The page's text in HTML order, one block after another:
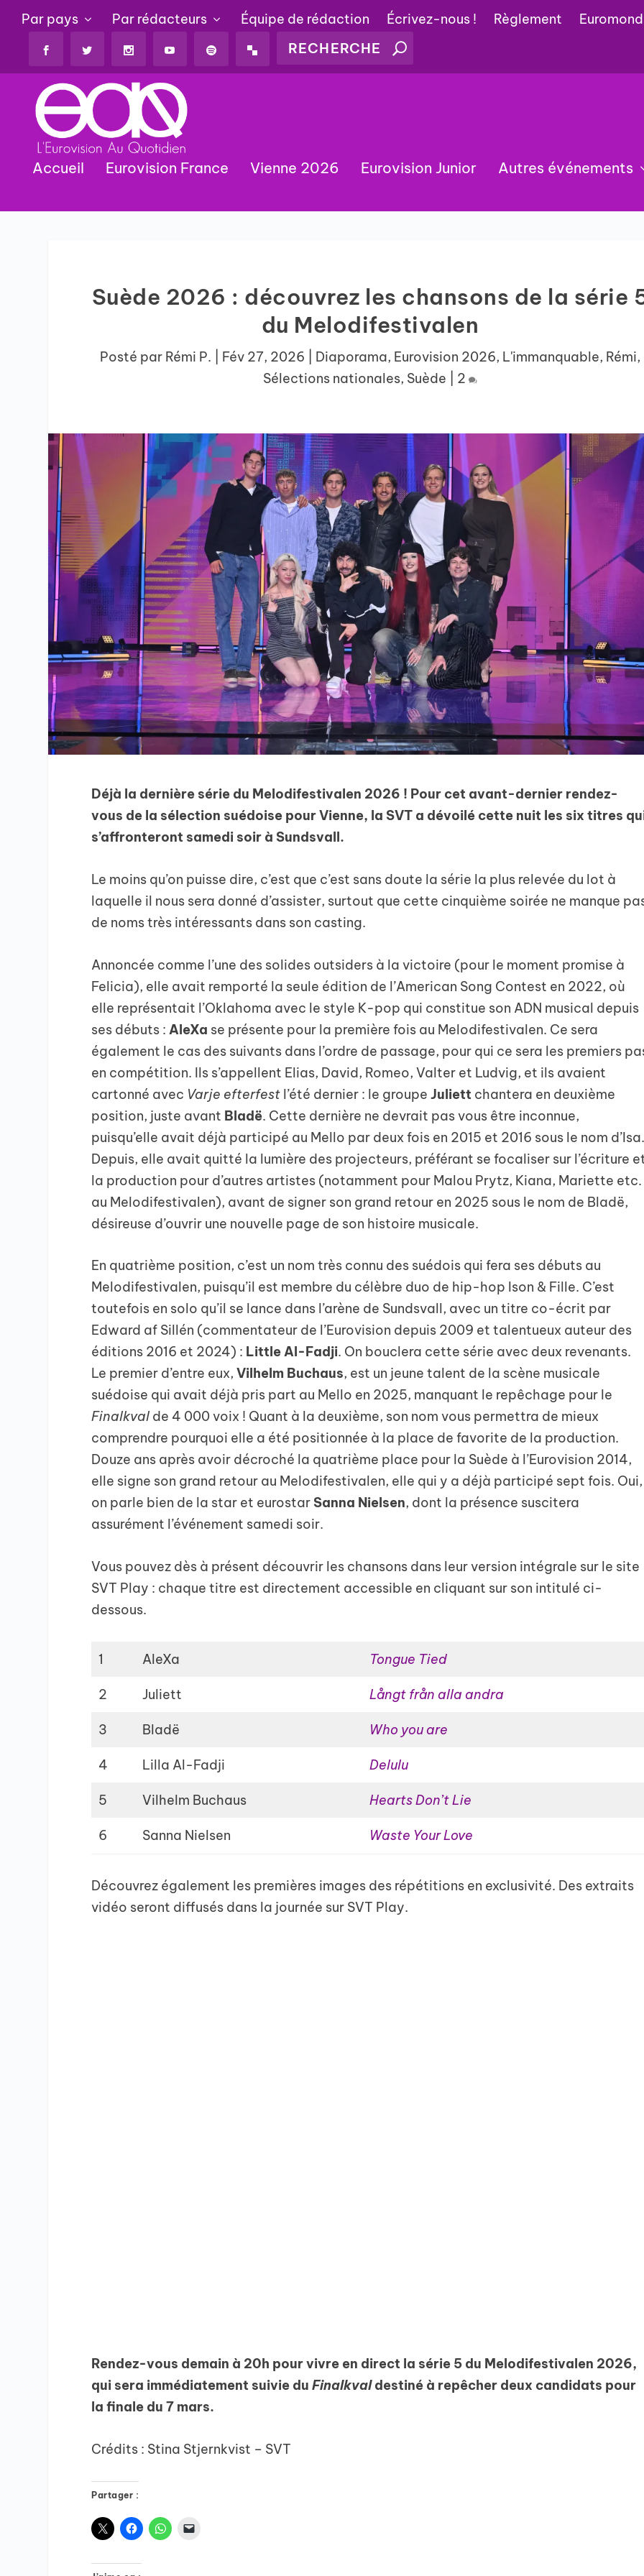
Par pays Par rédacteurs Équipe de rédaction Écrivez-nous ! Règlement
Accueil Eurovision France Vienne 2026 Eurovision Junior Autres événements
Suède 2026 : découvrez les chansons de la série
du Melodifestivalen
Posté par Rémi P. Fév 27, 2026 Diaporama, Eurovision 2026, L'immanquable, Rémi,
Sélections nationales, Suède 2
Déjà la dernière série du Melodifestivalen 2026 ! Pour cet avant-dernier rendez-
vous de la sélection suédoise pour Vienne, la SVT a dévoilé cette nuit les six titres
s’affronteront samedi soir à Sundsvall.
Le moins qu’on puisse dire, c’est que c’est sans doute la série la plus relevée du lot à
laquelle il nous sera donné d’assister, surtout que cette cinquième soirée ne manque
de noms très intéressants dans son casting.
Annoncée comme l’une des solides outsiders à la victoire (pour le moment promise à
Felicia), elle avait remporté la seule édition de l’American Song Contest en 2022, où
elle représentait l’Oklahoma avec le style K-pop qui constitue son ADN musical depuis
ses débuts :AleXa se présente pour la première fois au Melodifestivalen. Ce sera
également le cas des suivants dans l’ordre de passage, pour qui ce sera les premiers
en compétition. Ils s’appellent Elias, David, Romeo, Valter et Ludvig, et ils avaient
cartonné avec Varje efterfest l’été dernier : le groupeJuliett chantera en deuxième
position, juste avant Bladë. Cette dernière ne devrait pas vous être inconnue,
puisqu’elle avait déjà participé au Mello par deux fois en 2015 et 2016 sous le nom
Depuis, elle avait quitté la lumière des projecteurs, préférant se focaliser sur l’écriture
la production pour d’autres artistes (notamment pour Malou Prytz, Kiana, Mariette etc.
au Melodifestivalen), avant de signer son grand retour en 2025 sous le nom de Bladë,
désireuse d’ouvrir une nouvelle page de son histoire musicale.
En quatrième position, c’est un nom très connu des suédois qui fera ses débuts au
Melodifestivalen, puisqu’il est membre du célèbre duo de hip-hop Ison & Fille. C’est
toutefois en solo qu’il se lance dans l’arène de Sundsvall, avec un titre co-écrit par
Edward af Sillén (commentateur de l’Eurovision depuis 2009 et talentueux auteur des
éditions 2016 et 2024) : Little Al-Fadji. On bouclera cette série avec deux revenants.
Le premier d’entre eux,Vilhelm Buchaus, est un jeune talent de la scène musicale
suédoise qui avait déjà pris part au Mello en 2025, manquant le repêchage pour le
Finalkval de 4 000 voix ! Quant à la deuxième, son nom vous permettra de mieux
comprendre pourquoi elle a été positionnée à la place de favorite de la production.
Douze ans après avoir décroché la quatrième place pour la Suède à l’Eurovision 2014,
elle signe son grand retour au Melodifestivalen, elle qui y a déjà participé sept fois. Oui,
on parle bien de la star et eurostar Sanna Nielsen, dont la présence suscitera
assurément l’événement samedi soir.
Vous pouvez dès à présent découvrir les chansons dans leur version intégrale sur le site
SVT Play : chaque titre est directement accessible en cliquant sur son intitulé ci-
dessous.
1 AleXa Tongue Tied
2 Juliett Långt från alla andra
3 Bladë Who you are
4 Lilla Al-Fadji Delulu
5 Vilhelm Buchaus Hearts Don’t Lie
6 Sanna Nielsen Waste Your Love
Découvrez également les premières images des répétitions en exclusivité. Des extraits
vidéo seront diffusés dans la journée sur SVT Play.
Rendez-vous demain à 20h pour vivre en direct la série 5 du Melodifestivalen 2026,
qui sera immédiatement suivie duFinalkvaldestiné à repêcher deux candidats pour
la finale du 7 mars.
Crédits : Stina Stjernkvist – SVT
Partager :